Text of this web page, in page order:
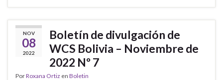
NOV
08
2022
Boletín de divulgación de
WCS Bolivia – Noviembre de
2022 Nº 7
PorRoxana Ortiz en Boletin